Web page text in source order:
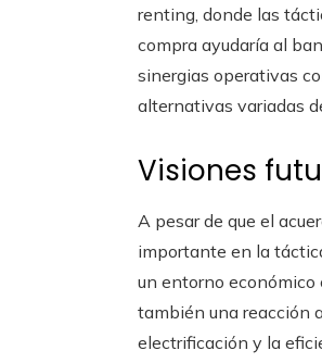
renting, donde las
compra ayudaría al
sinergias operativas
alternativas variadas
Visiones
A pesar de que el
importante en la
un entorno
también una reacción
electrificación y la